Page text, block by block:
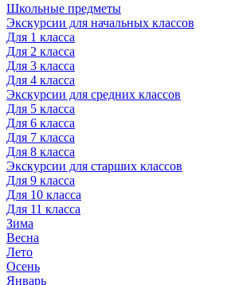
Школьные предметы
Экскурсии для начальных классов
Для 1 класса
Для 2 класса
Для 3 класса
Для 4 класса
Экскурсии для средних классов
Для 5 класса
Для 6 класса
Для 7 класса
Для 8 класса
Экскурсии для старших классов
Для 9 класса
Для 10 класса
Для 11 класса
Зима
Весна
Лето
Осень
Январь